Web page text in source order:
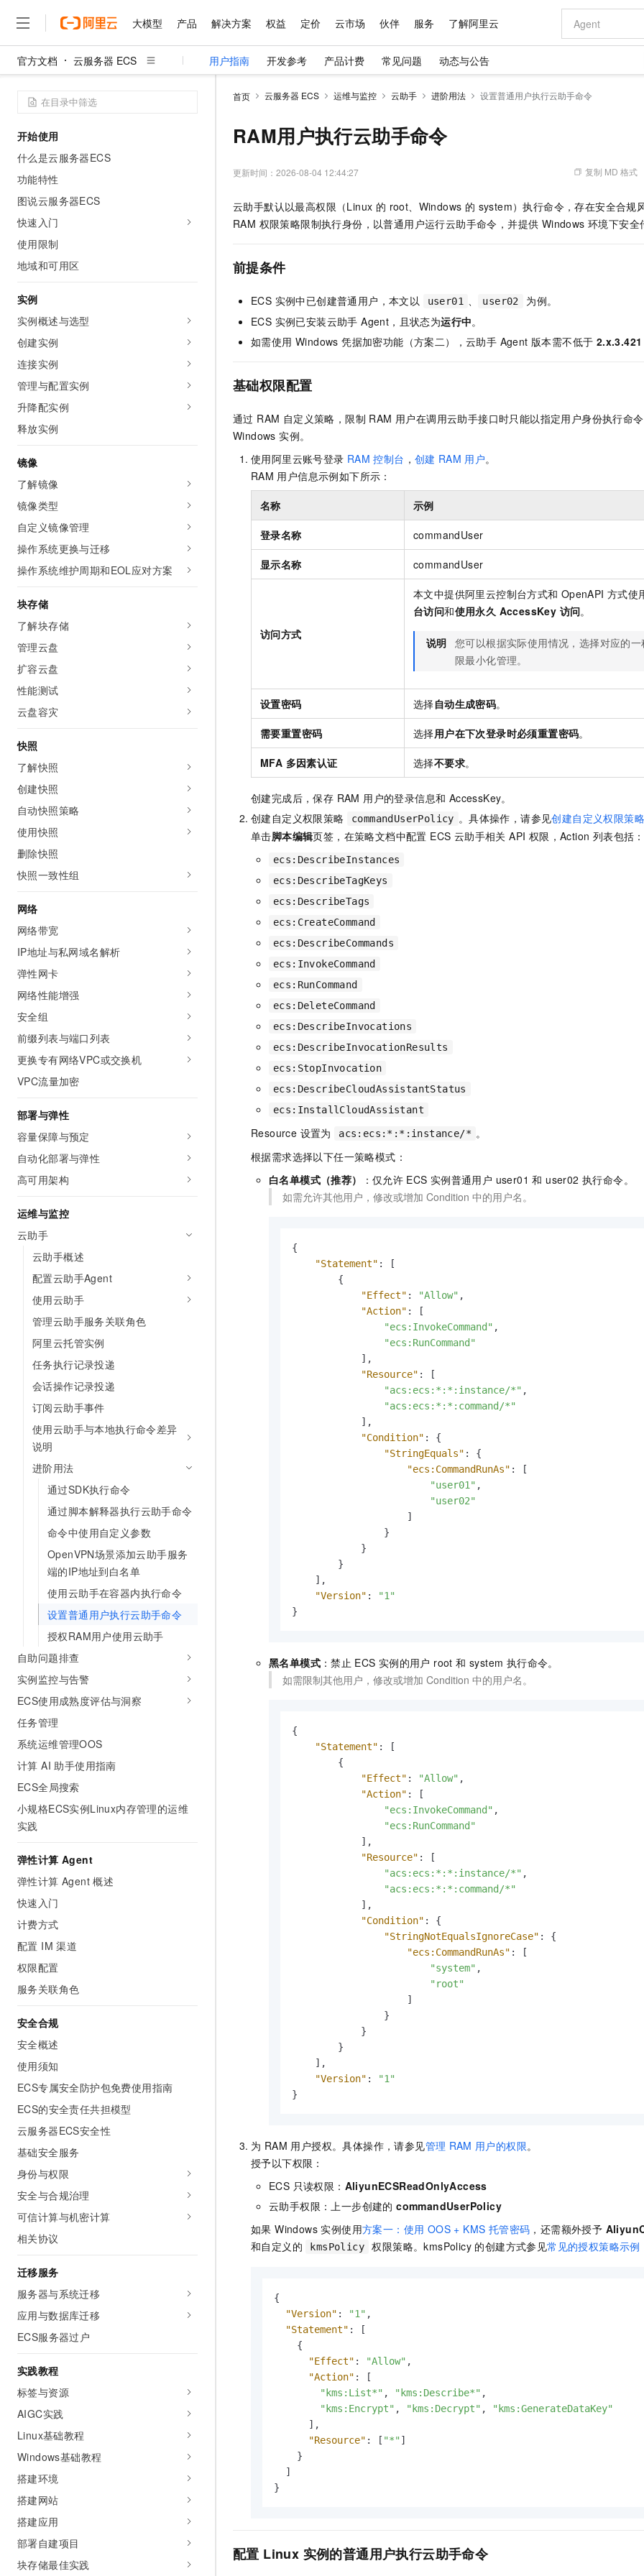
大模型 产品 解决方案 权益 定价 云市场 伙伴 服务 了解阿里云
官方文档 云服务器 ECS 用户指南 开发参考 产品计费 常见问题 动态与公告
开始使用
什么是云服务器ECS
功能特性
图说云服务器ECS
快速入门
使用限制
地域和可用区
实例
实例概述与选型
创建实例
连接实例
管理与配置实例
升降配实例
释放实例
镜像
了解镜像
镜像类型
自定义镜像管理
操作系统更换与迁移
操作系统维护周期和EOL应对方案
块存储
了解块存储
管理云盘
扩容云盘
性能测试
云盘容灾
快照
了解快照
创建快照
自动快照策略
使用快照
删除快照
快照一致性组
网络
网络带宽
IP地址与私网域名解析
弹性网卡
网络性能增强
安全组
前缀列表与端口列表
更换专有网络VPC或交换机
VPC流量加密
部署与弹性
容量保障与预定
自动化部署与弹性
高可用架构
运维与监控
云助手
云助手概述
配置云助手Agent
使用云助手
管理云助手服务关联角色
阿里云托管实例
任务执行记录投递
会话操作记录投递
订阅云助手事件
使用云助手与本地执行命令差异
说明
进阶用法
通过SDK执行命令
通过脚本解释器执行云助手命令
命令中使用自定义参数
OpenVPN场景添加云助手服务
端的IP地址到白名单
使用云助手在容器内执行命令
设置普通用户执行云助手命令
授权RAM用户使用云助手
自助问题排查
实例监控与告警
ECS使用成熟度评估与洞察
任务管理
系统运维管理OOS
计算 AI 助手使用指南
ECS全局搜索
小规格ECS实例Linux内存管理的运维
实践
弹性计算 Agent
弹性计算 Agent 概述
快速入门
计费方式
配置 IM 渠道
权限配置
服务关联角色
安全合规
安全概述
使用须知
ECS专属安全防护包免费使用指南
ECS的安全责任共担模型
云服务器ECS安全性
基础安全服务
身份与权限
安全与合规治理
可信计算与机密计算
相关协议
迁移服务
服务器与系统迁移
应用与数据库迁移
ECS服务器过户
实践教程
标签与资源
AIGC实践
Linux基础教程
Windows基础教程
搭建环境
搭建网站
搭建应用
部署自建项目
块存储最佳实践
首页 云服务器 ECS 运维与监控 云助手 进阶用法 设置普通用户执行云助手命令
RAM用户执行云助手命令
更新时间： 2026-08-04 12:44:27 复制 MD 格式
云助手默认以最高权限（Linux 的 root、Windows 的 system）执行命令，存在安全合规
RAM 权限策略限制执行身份，以普通用户运行云助手命令，并提供 Windows 环境下安全
前提条件
ECS 实例中已创建普通用户，本文以 user01 、 user02
为例。
ECS 实例已安装云助手 Agent，且状态为运行中。
如需使用 Windows 凭据加密功能（方案二），云助手 Agent 版本需不低于 2.x.3.421
基础权限配置
通过 RAM 自定义策略，限制 RAM 用户在调用云助手接口时只能以指定用户身份执行命
Windows 实例。
使用阿里云账号登录 RAM 控制台 ，创建 RAM 用户。
RAM 用户信息示例如下所示：
名称 示例
登录名称 commandUser
显示名称 commandUser
访问方式
本文中提供阿里云控制台方式和 OpenAPI 方式使
台访问和使用永久 AccessKey 访问。
说明 您可以根据实际使用情况，选择对应的
限最小化管理。
设置密码 选择自动生成密码。
需要重置密码 选择用户在下次登录时必须重置密码。
MFA 多因素认证 选择不要求。
创建完成后，保存 RAM 用户的登录信息和 AccessKey。
创建自定义权限策略
commandUserPolicy 。具体操作，请参见创建自定义权限策略
单击脚本编辑页签，在策略文档中配置 ECS 云助手相关 API 权限，Action 列表包括：
ecs:DescribeInstances
ecs:DescribeTagKeys
ecs:DescribeTags
ecs:CreateCommand
ecs:DescribeCommands
ecs:InvokeCommand
ecs:RunCommand
ecs:DeleteCommand
ecs:DescribeInvocations
ecs:DescribeInvocationResults
ecs:StopInvocation
ecs:DescribeCloudAssistantStatus
ecs:InstallCloudAssistant
Resource 设置为 acs:ecs:*:*:instance/* 。
根据需求选择以下任一策略模式：
白名单模式（推荐）
：仅允许 ECS 实例普通用户 user01 和 user02 执行命令。
如需允许其他用户，修改或增加 Condition 中的用户名。
{
"Statement" :
[
{
"Effect" : "Allow" ,
"Action" :
[
"ecs:InvokeCommand" ,
"ecs:RunCommand"
] ,
"Resource" :
[
"acs:ecs:*:*:instance/*" ,
"acs:ecs:*:*:command/*"
] ,
"Condition" :
{
"StringEquals" :
{
"ecs:CommandRunAs" :
[
"user01" ,
"user02"
]
}
}
}
] ,
"Version" :
"1"
}
黑名单模式 ：禁止 ECS 实例的用户 root 和 system 执行命令。
如需限制其他用户，修改或增加 Condition 中的用户名。
{
"Statement" :
[
{
"Effect" : "Allow" ,
"Action" :
[
"ecs:InvokeCommand" ,
"ecs:RunCommand"
] ,
"Resource" :
[
"acs:ecs:*:*:instance/*" ,
"acs:ecs:*:*:command/*"
] ,
"Condition" :
{
"StringNotEqualsIgnoreCase" :
{
"ecs:CommandRunAs" :
[
"system" ,
"root"
]
}
}
}
] ,
"Version" :
"1"
}
为 RAM 用户授权。具体操作，请参见管理 RAM 用户的权限。
授予以下权限：
ECS 只读权限： AliyunECSReadOnlyAccess
云助手权限：上一步创建的commandUserPolicy
如果 Windows 实例使用方案一：使用 OOS + KMS 托管密码 ，还需额外授予
和自定义的
kmsPolicy 权限策略。kmsPolicy 的创建方式参见常见的授权策略示例
{
"Version" : "1" ,
"Statement" :
[
{
"Effect" : "Allow" ,
"Action" :
[
"kms:List*" , "kms:Describe*" ,
"kms:Encrypt" , "kms:Decrypt" ,
"kms:GenerateDataKey"
] ,
"Resource" : [ "*" ]
}
]
}
配置 Linux 实例的普通用户执行云助手命令
大模型
千问AI平台
Qwen3.8-Max HOT
Qwen3.7-Plus
视觉 Coding、空间感知、多模态思考等全面升级
Kimi-K3 NEW
1M上下文，专为长程任务能力而生
大模型服务
千问AI平台-Token Plan NEW
千问AI平台-模型体验
在线体验全尺寸、多种模态的模型效果
Happy 系列大模型
新一代 AI 视频生成模型，深度适配广告营销等场景
大模型服务平台百炼-应用模版
大模型服务平台百炼-智能体
人工智能平台 PAI
AI Native 的算法工程平台，一站式完成建模、训练、推理服务部署
Qoder HOT
云端极速 AI
大模型解决方案
10分钟微调：让0.6B模型媲美235B模型
即刻拥有 DeepSeek-R1 满血版 超强辅助，
产品
精选产品
计算
容器
网络与CDN
安全
中间件
大数据计算
媒体服务
企业服务与云通信
域名与网站
终端用户计算
Serverless
开发工具
迁移与运维管理
精选产品
大模型服务与应用平台
多元化、高性能、安全可靠的大模型服务
无影云电脑
随时随地安全接入的云上超级电脑
面向分析的企业级SaaS模式云数据仓库
提供智能易用的域名与建站服务
人工智能平台 PAI
一站式AI开发、训练和推理服务
提供一站式管理容器应用的 K8s 服务
Qoder
面向真实软件
解决方案
精选解决方案
互联网应用开发
大数据
安全
网络
可观测
上云与迁云
企业出海
精选解决方案
企业级Agent产品，直接交付可用成果
HappyHorse 打造一站式影视创作平台
上传文档即自动完成翻译和格式还原
Hermes Agent，打造自进化智能体
自主进化，持久记忆，越用越聪明
轻松解锁专属
5 分钟轻松
权益 普惠上云
云服务器38元/年起，超值低价云产品抢先购
推荐新用户得奖励，单订单最高返9万
云工开物
高校专属算力普惠，学生认证享300元代金券
免费试用
最高领取价值200元试用点，立即开启云上创新
1亿+ 大模型 tokens 和 30+ 款产品免费体验
140+云产品 免费试用
产品新客免费试用，最长12个月
大模型ACA认证体验
助力企业全员 AI 认知与能力提升
AI 特惠
至高享 1亿+免费 tokens，加速 Al 应用落地
Token Plan 模型订阅计划 NEW
Qwen3.8-Max 首发尝鲜，限时加量 10 倍，夜间低至2折
送.CN域名，送备案服务码
夜间 5 折，Qwen/Meoo/TokenPlan 客户专享
AI 场景体
从图文生成到
AI 广告创作
图文、视频一
AI智能应用，
定价 产品定价
了解云产品的定价详情
云上成本管理
管理和优化成本
价格计算器
自助选配和估算价格
价格优势
配置报价
云市场 精选商城
多端小程序
观测云
蓝凌 OA
畅捷通
Tableau 订阅
生态解决方案
行业生态解决方案
开发者生态解决方案
AI 开发和 AI 应用解决方案
数据与 API
手机三要素
OCR 文字识别
企业应用
OA 办公系统
400电话
广告营销
基础软件
JAVA
Red Hat
建站小程序
模板小程序
定制小程序
伙伴 成为销售伙伴
咨询伙伴
销售伙伴合作计划
无影生态合作计划
Salesforce On Alibaba Cloud
AI 大模型销售与服务生态合作计划
成为产品伙伴
产品生态伙伴
产品伙伴
云网络合作
服务 售前咨询
自助服务
在线服务
工单服务
短信专区
企业增值服务
专家技术服务
企业成长
服务实践
阿里云认证
信息公告
官网公告
了解阿里云 为什么选择阿里云
技术领先
分析师报告
云开发大赛
最佳实践
云上奥运之旅
看见新力量
市场活动
魔搭